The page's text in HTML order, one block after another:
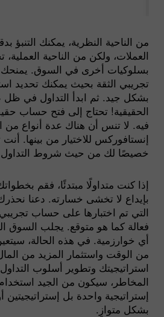
من الناحية النظرية، يمكنك التنبؤ
العملات، ولكن من الناحية
بسلوكيات أخرى في السوق.
تجريبي الثقة بحيث يمكنك تحديد
بشكل جيد. ثم ابدأ التداول في
الحقيقية! تحتاج إلى فتح حساب
فيه. لا تنس أن هناك عدة أنواع من
إنستافوركس للاختيار من بينها.
خصيصًا لك من حيث شروط التداول
إذا كنت متداولًا مبتدئًا، فقم
بإيداع لا تخشى خسارته. دعنا
التي تم اختبارها على حساب
فعالة كما هو متوقع. يجلب السوق
أي خوارزمية. في هذه الحالة،
من الوقت واستثمار المزيد من
استراتيجيتك وتطوير أسلوب
المخاطر، سيكون من الجيد
إستراتيجية واحدة بل إستراتيجيتين
بشكل متوازٍ.